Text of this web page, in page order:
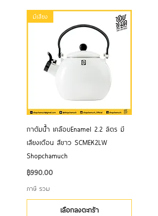
มีเสียง
กาต้มน้้ำ เคลือบEnamel 2.2 ลิตร มี
เสียงเตือน สีขาว SCMEK2LW
Shopchamuch
ราคา
฿990.00
ภาษี รวม
เลือกลงตะกร้า